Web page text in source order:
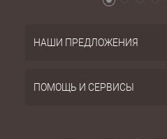
НАШИ ПРЕДЛОЖЕНИЯ
ПОМОЩЬ И СЕРВИСЫ